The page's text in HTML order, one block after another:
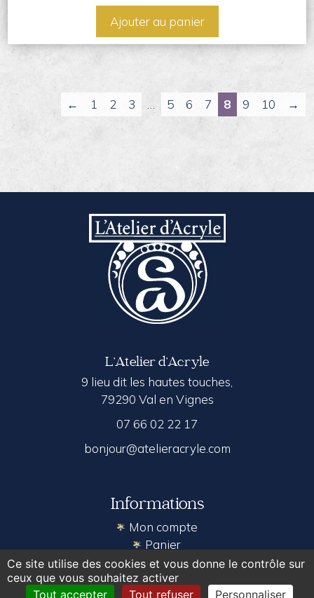
Ajouter au panier
← 1 2 3 … 5 6 7 8 9 10 →
L’Atelier d’Acryle
9 lieu dit les hautes touches,
79290 Val en Vignes
07 66 02 22 17
bonjour@atelieracryle.com
Informations
Mon compte
Panier
Contact
Ce site utilise des cookies et vous donne le contrôle sur
ceux que vous souhaitez activer
Tout accepter
Tout refuser Personnaliser